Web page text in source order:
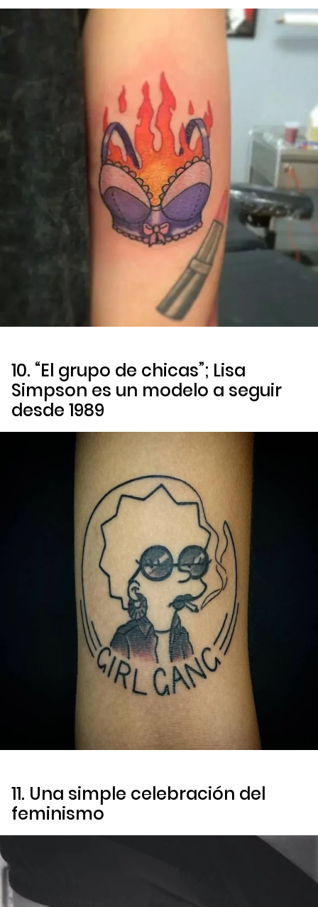
10. “El grupo de chicas”; Lisa
Simpson es un modelo a seguir
desde 1989
11. Una simple celebración del
feminismo